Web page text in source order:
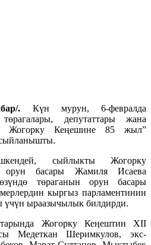
. Күн мурун, 6-февралда
депутаттары жана
Жогорку Кеңешине 85 жыл”
сыйлыкты Жогорку
орун басары Жамиля Исаева
төраганын орун басары
кыргыз парламентинин
ыраазычылык билдирди.
Жогорку Кеӊештин XII
Медеткан Шеримкулов, экс-